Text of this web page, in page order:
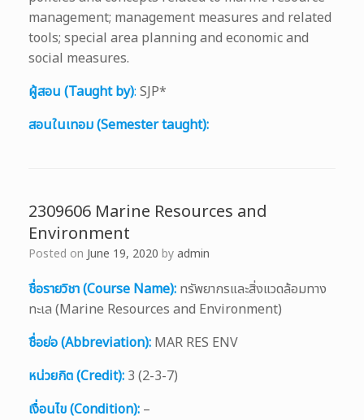
management; management measures and related
tools; special area planning and economic and
social measures.
ผู้สอน (Taught by): SJP*
สอนในเทอม (Semester taught):
2309606 Marine Resources and
Environment
Posted on June 19, 2020 byadmin
ชื่อรายวิชา (Course Name): ทรัพยากรและสิ่งแวดล้อมทาง
ทะเล (Marine Resources and Environment)
ชื่อย่อ (Abbreviation): MAR RES ENV
หน่วยกิต (Credit): 3 (2-3-7)
เงื่อนไข (Condition): –